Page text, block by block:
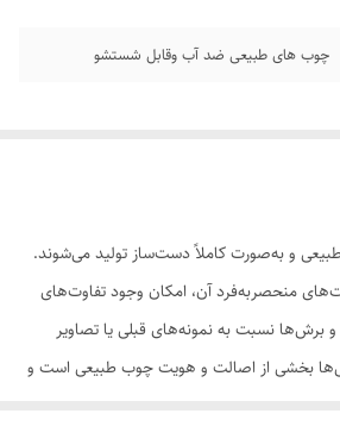
چوب های طبیعی ضد آب وقابل شستشو
و به‌صورت کاملاً دست‌ساز تولید می‌شوند.
منحصر‌به‌فرد آن، امکان وجود تفاوت‌های
برش‌ها نسبت به نمونه‌های قبلی یا تصاویر
بخشی از اصالت و هویت چوب طبیعی است و